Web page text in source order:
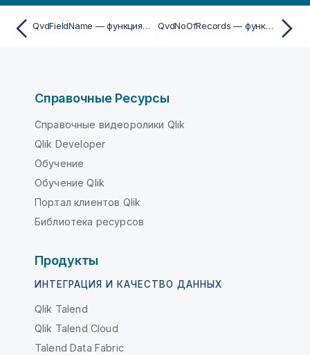
QvdFieldName — функция скрипта QvdNoOfRecords — функция скрипта
Справочные Ресурсы
Справочные видеоролики Qlik
Qlik Developer
Обучение
Обучение Qlik
Портал клиентов Qlik
Библиотека ресурсов
Продукты
ИНТЕГРАЦИЯ И КАЧЕСТВО ДАННЫХ
Qlik Talend
Qlik Talend Cloud
Talend Data Fabric